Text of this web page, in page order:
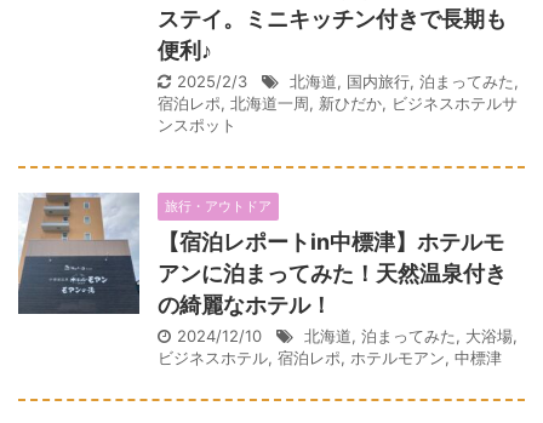
ステイ。ミニキッチン付きで長期も
便利♪
2025/2/3 北海道, 国内旅行, 泊まってみた,
宿泊レポ, 北海道一周, 新ひだか, ビジネスホテルサ
ンスポット
旅行・アウトドア
【宿泊レポートin中標津】ホテルモ
アンに泊まってみた！天然温泉付き
の綺麗なホテル！
2024/12/10 北海道, 泊まってみた, 大浴場,
ビジネスホテル, 宿泊レポ, ホテルモアン, 中標津